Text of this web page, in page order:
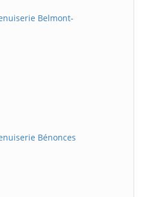
Belmont-
Bénonces